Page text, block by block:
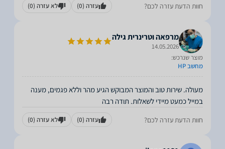
חוות הדעת עזרה לכם? עזרה (0) לא עזרה (0)
מרפאה וטרינרית גילה
14.05.2026
מוצר שנרכש:
מחשב HP
מעולה. שירות טוב והמוצר המבוקש הגיע מהר וללא פגמים, מענה
במייל כמעט מיידי לשאלות. תודה רבה
חוות הדעת עזרה לכם? עזרה (0) לא עזרה (0)